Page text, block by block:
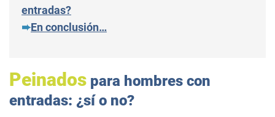
entradas?
➨En conclusión…
Peinados para hombres con
entradas: ¿sí o no?